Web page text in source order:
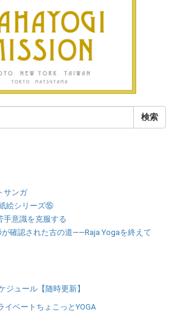
サンガ
紙絵シリーズ⑮
手意識を克服する
確認された古の道――Raja Yogaを終えて
ジュール【随時更新】
イベートちょこっとYOGA